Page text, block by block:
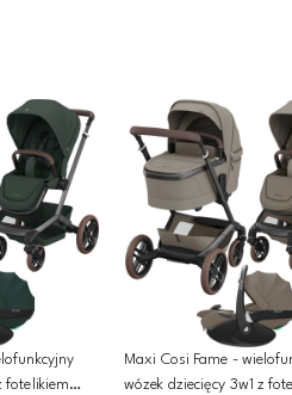
fotelikiem
Maxi Cosi Fame -
wózek dziecięcy 3w1 z